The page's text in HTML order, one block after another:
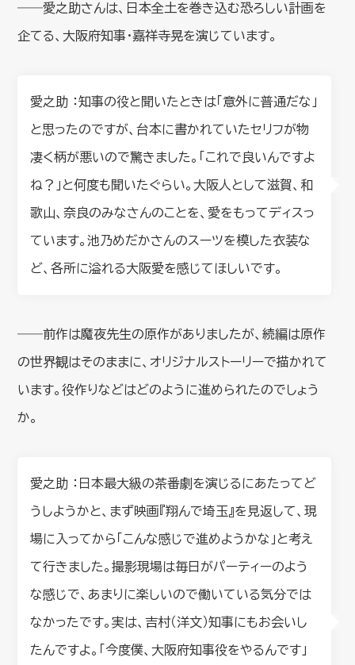
――愛之助さんは、日本全土を巻き込む恐ろしい計画を
企てる、大阪府知事・嘉祥寺晃を演じています。
愛之助 ：知事の役と聞いたときは「意外に普通だな」
と思ったのですが、台本に書かれていたセリフが物
凄く柄が悪いので驚きました。「これで良いんですよ
ね？」と何度も聞いたぐらい。大阪人として滋賀、和
歌山、奈良のみなさんのことを、愛をもってディスっ
ています。池乃めだかさんのスーツを模した衣装な
ど、各所に溢れる大阪愛を感じてほしいです。
――前作は魔夜先生の原作がありましたが、続編は原作
の世界観はそのままに、オリジナルストーリーで描かれて
います。役作りなどはどのように進められたのでしょう
か。
愛之助 ：日本最大級の茶番劇を演じるにあたってど
うしようかと、まず映画『翔んで埼玉』を見返して、現
場に入ってから「こんな感じで進めようかな」と考え
て行きました。撮影現場は毎日がパーティーのよう
な感じで、あまりに楽しいので働いている気分では
なかったです。実は、吉村（洋文）知事にもお会いし
たんですよ。「今度僕、大阪府知事役をやるんです」